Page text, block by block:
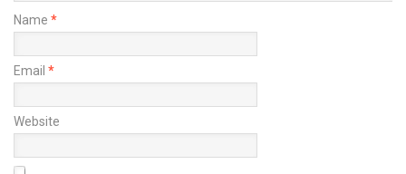
Name *
Email *
Website